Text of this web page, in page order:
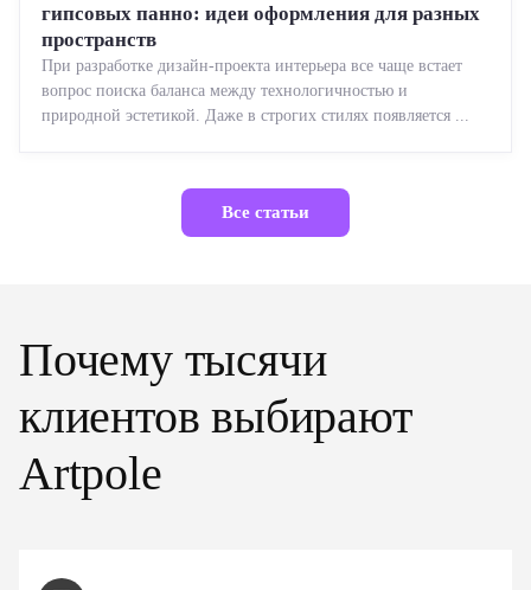
гипсовых панно: идеи оформления для разных
пространств
При разработке дизайн-проекта интерьера все чаще встает
вопрос поиска баланса между технологичностью и
природной эстетикой. Даже в строгих стилях появляется ...
Все статьи
Почему тысячи
клиентов выбирают
Artpole